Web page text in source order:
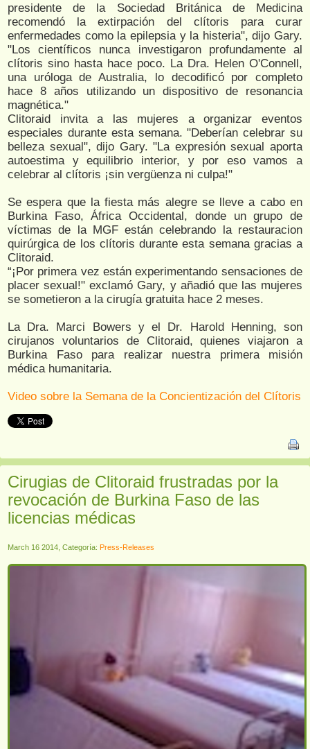
presidente de la Sociedad Británica de Medicina
recomendó la extirpación del clítoris para curar
enfermedades como la epilepsia y la histeria", dijo Gary.
"Los científicos nunca investigaron profundamente al
clítoris sino hasta hace poco. La Dra. Helen O'Connell,
una uróloga de Australia, lo decodificó por completo
hace 8 años utilizando un dispositivo de resonancia
magnética."
Clitoraid invita a las mujeres a organizar eventos
especiales durante esta semana. "Deberían celebrar su
belleza sexual", dijo Gary. "La expresión sexual aporta
autoestima y equilibrio interior, y por eso vamos a
celebrar al clítoris ¡sin vergüenza ni culpa!"
Se espera que la fiesta más alegre se lleve a cabo en
Burkina Faso, África Occidental, donde un grupo de
víctimas de la MGF están celebrando la restauracion
quirúrgica de los clítoris durante esta semana gracias a
Clitoraid.
“¡Por primera vez están experimentando sensaciones de
placer sexual!" exclamó Gary, y añadió que las mujeres
se sometieron a la cirugía gratuita hace 2 meses.
La Dra. Marci Bowers y el Dr. Harold Henning, son
cirujanos voluntarios de Clitoraid, quienes viajaron a
Burkina Faso para realizar nuestra primera misión
médica humanitaria.
Video sobre la Semana de la Concientización del Clítoris
Cirugias de Clitoraid frustradas por la
revocación de Burkina Faso de las
licencias médicas
March 16 2014, Categoría: Press-Releases